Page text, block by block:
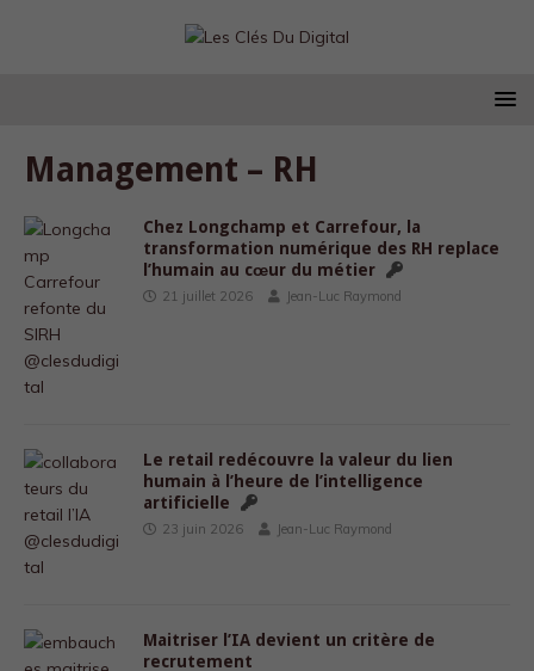
Management – RH
Chez Longchamp et Carrefour, la
transformation numérique des RH replace
l’humain au cœur du métier
21 juillet 2026 Jean-Luc Raymond
Le retail redécouvre la valeur du lien
humain à l’heure de l’intelligence
artificielle
23 juin 2026 Jean-Luc Raymond
Maitriser l’IA devient un critère de
recrutement